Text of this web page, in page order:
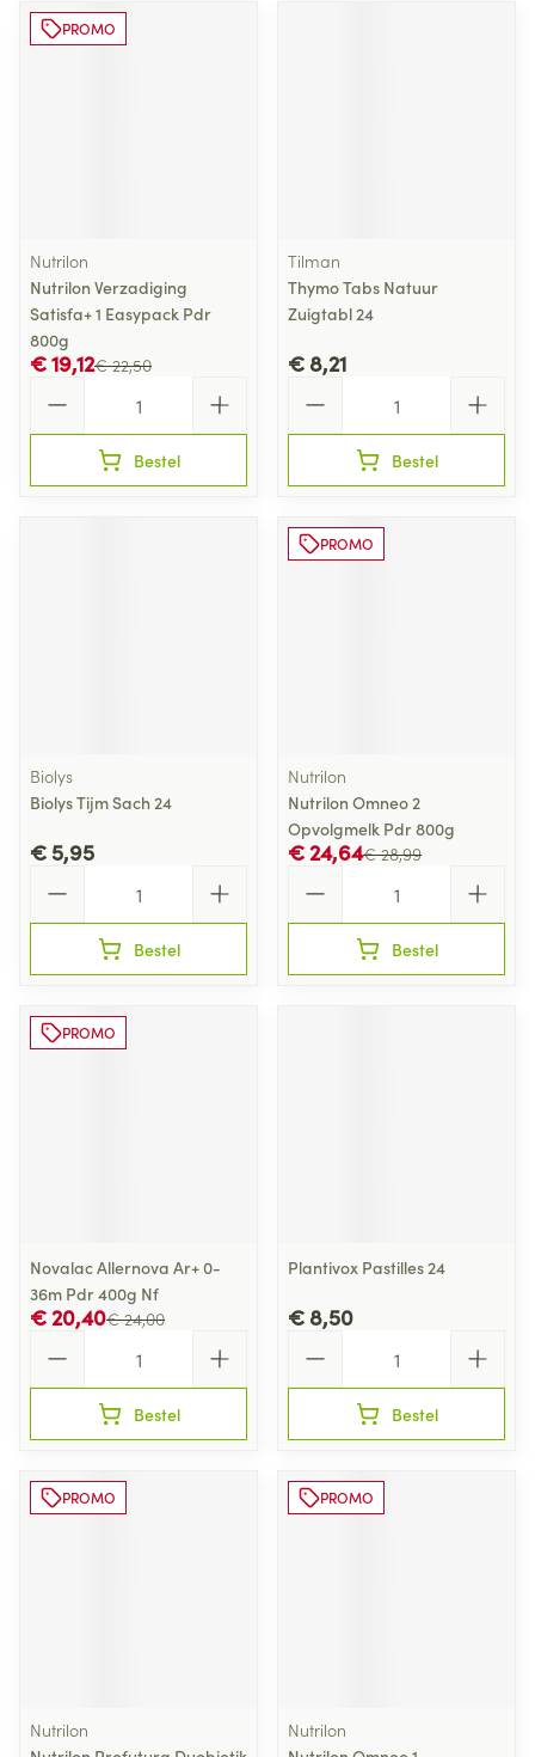
PROMO
Nutrilon
Nutrilon Verzadiging
Satisfa+ 1 Easypack Pdr
800g
€ 22,50
€ 19,12
Bestel
Tilman
Thymo Tabs Natuur
Zuigtabl 24
€ 8,21
Bestel
Biolys
Biolys Tijm Sach 24
€ 5,95
Bestel
PROMO
Nutrilon
Nutrilon Omneo 2
Opvolgmelk Pdr 800g
€ 28,99
€ 24,64
Bestel
PROMO
Novalac Allernova Ar+ 0-
36m Pdr 400g Nf
€ 24,00
€ 20,40
Bestel
Plantivox Pastilles 24
€ 8,50
Bestel
PROMO
Nutrilon
PROMO
Nutrilon